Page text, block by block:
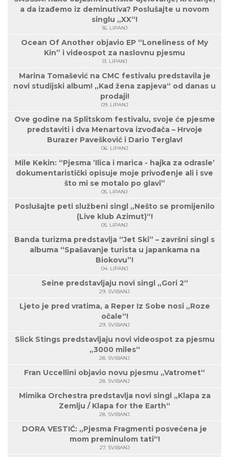
a da izađemo iz deminutiva? Poslušajte u novom
singlu „XX“!
16. LIPANJ
Ocean Of Another objavio EP “Loneliness of My
Kin” i videospot za naslovnu pjesmu
13. LIPANJ
Marina Tomašević na CMC festivalu predstavila je
novi studijski album! „Kad žena zapjeva“ od danas u
prodaji!
09. LIPANJ
Ove godine na Splitskom festivalu, svoje će pjesme
predstaviti i dva Menartova izvođača – Hrvoje
Burazer Pavešković i Dario Terglav!
06. LIPANJ
Mile Kekin: “Pjesma ’Ilica i marica - hajka za odrasle’
dokumentaristički opisuje moje privođenje ali i sve
što mi se motalo po glavi”
05. LIPANJ
Poslušajte peti službeni singl „Nešto se promijenilo
(Live klub Azimut)“!
05. LIPANJ
Banda turizma predstavlja “Jet Ski” – završni singl s
albuma “Spašavanje turista u japankama na
Biokovu”!
04. LIPANJ
Seine predstavljaju novi singl „Gori 2“
29. SVIBANJ
Ljeto je pred vratima, a Reper Iz Sobe nosi „Roze
očale“!
29. SVIBANJ
Slick Stings predstavljaju novi videospot za pjesmu
„3000 miles“
28. SVIBANJ
Fran Uccellini objavio novu pjesmu „Vatromet“
28. SVIBANJ
Mimika Orchestra predstavlja novi singl „Klapa za
Zemlju / Klapa for the Earth“
28. SVIBANJ
DORA VESTIĆ: „Pjesma Fragmenti posvećena je
mom preminulom tati“!
27. SVIBANJ